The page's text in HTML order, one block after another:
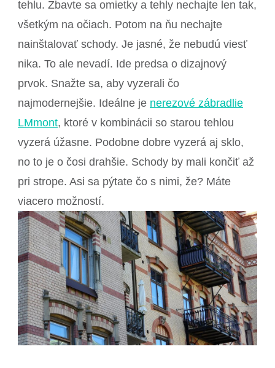
tehlu. Zbavte sa omietky a tehly nechajte len tak,
všetkým na očiach. Potom na ňu nechajte
nainštalovať schody. Je jasné, že nebudú viesť
nika. To ale nevadí. Ide predsa o dizajnový
prvok. Snažte sa, aby vyzerali čo
najmodernejšie. Ideálne je nerezové zábradlie
LMmont, ktoré v kombinácii so starou tehlou
vyzerá úžasne. Podobne dobre vyzerá aj sklo,
no to je o čosi drahšie. Schody by mali končiť až
pri strope. Asi sa pýtate čo s nimi, že? Máte
viacero možností.